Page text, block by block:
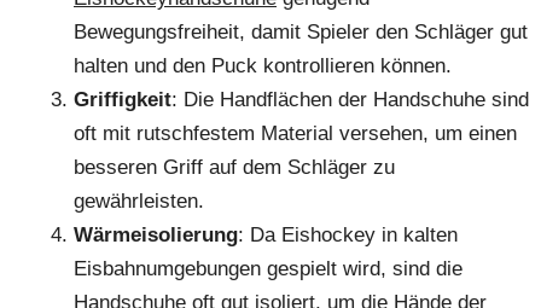
Bewegungsfreiheit, damit Spieler den Schläger gut
halten und den Puck kontrollieren können.
Griffigkeit: Die Handflächen der Handschuhe sind
oft mit rutschfestem Material versehen, um einen
besseren Griff auf dem Schläger zu
gewährleisten.
Wärmeisolierung: Da Eishockey in kalten
Eisbahnumgebungen gespielt wird, sind die
Handschuhe oft gut isoliert, um die Hände der